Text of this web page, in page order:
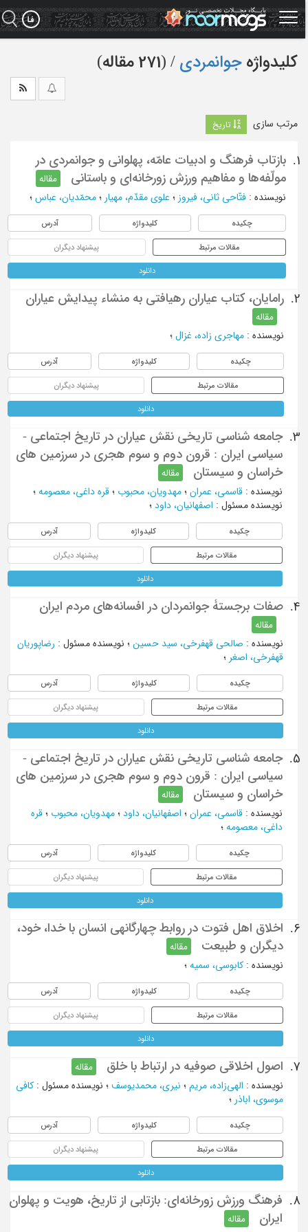
کلیدواژه جوانمردی ‏/ (271 مقاله)
مرتب سازی تاریخ
1.
بازتاب فرهنگ و ادبیات عامّه، پهلوانی و جوانمردی در
مولّفه‌ها و مفاهیم ورزش زورخانه‌ای و باستانی
مقاله
نویسنده: فتّاحی ثانی، فیروز؛ علوی مقدّم، مهیار؛ محمّدیان، عباس ؛
چکیده کلیدواژه آدرس
مقالات مرتبط پیشنهاد دیگران
دانلود
2. رامایان، کتاب عیاران رهیافتی به منشاء پیدایش عیاران
مقاله
نویسنده: مهاجری زاده، غزال ؛
چکیده کلیدواژه آدرس
مقالات مرتبط پیشنهاد دیگران
دانلود
3.
جامعه شناسی تاریخی نقش عیاران در تاریخ اجتماعی -
سیاسی ایران : قرون دوم و سوم هجری در سرزمین های
خراسان و سیستان
مقاله
نویسنده: قاسمی، عمران؛ مهدویان، محبوب؛ قره داغی، معصومه؛
نویسنده مسئول : اصفهانیان، داود؛
چکیده کلیدواژه آدرس
مقالات مرتبط پیشنهاد دیگران
دانلود
4. صفات برجستۀ جوانمردان در افسانه‌های مردم ایران
مقاله
نویسنده: صالحی قهفرخی، سید حسین؛ نویسنده مسئول : رضاپوریان
قهفرخی، اصغر؛
چکیده کلیدواژه آدرس
مقالات مرتبط پیشنهاد دیگران
دانلود
5.
جامعه شناسی تاریخی نقش عیاران در تاریخ اجتماعی -
سیاسی ایران : قرون دوم و سوم هجری در سرزمین های
خراسان و سیستان
مقاله
نویسنده: قاسمی، عمران؛ اصفهانیان، داود؛ مهدویان، محبوب؛ قره
داغی، معصومه؛
چکیده کلیدواژه آدرس
مقالات مرتبط پیشنهاد دیگران
دانلود
6.
اخلاق اهل فتوت در روابط چهارگانهی انسان با خدا، خود،
دیگران و طبیعت
مقاله
نویسنده: كابوسي، سميه؛
چکیده کلیدواژه آدرس
مقالات مرتبط پیشنهاد دیگران
دانلود
7. اصول اخلاقی صوفیه در ارتباط با خلق
مقاله
نویسنده: الهی‌زاده، مریم؛ نیری، محمدیوسف؛ نویسنده مسئول : کافی
موسوی، اباذر؛
چکیده کلیدواژه آدرس
مقالات مرتبط پیشنهاد دیگران
دانلود
8.
فرهنگ ورزش زورخانه‌ای: بازتابی از تاریخ، هویت و پهلوان
ایران
مقاله